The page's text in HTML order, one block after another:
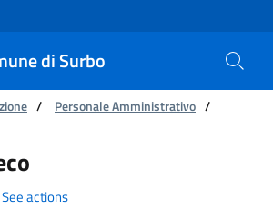
di Surbo
/ Personale Amministrativo /
See actions